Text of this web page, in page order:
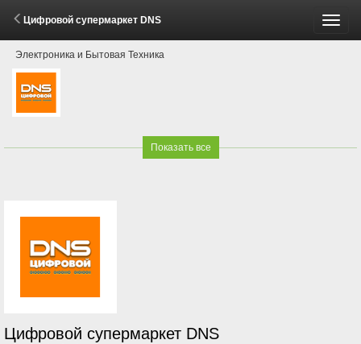
Цифровой супермаркет DNS
Электроника и Бытовая Техника
Показать все
Цифровой супермаркет DNS